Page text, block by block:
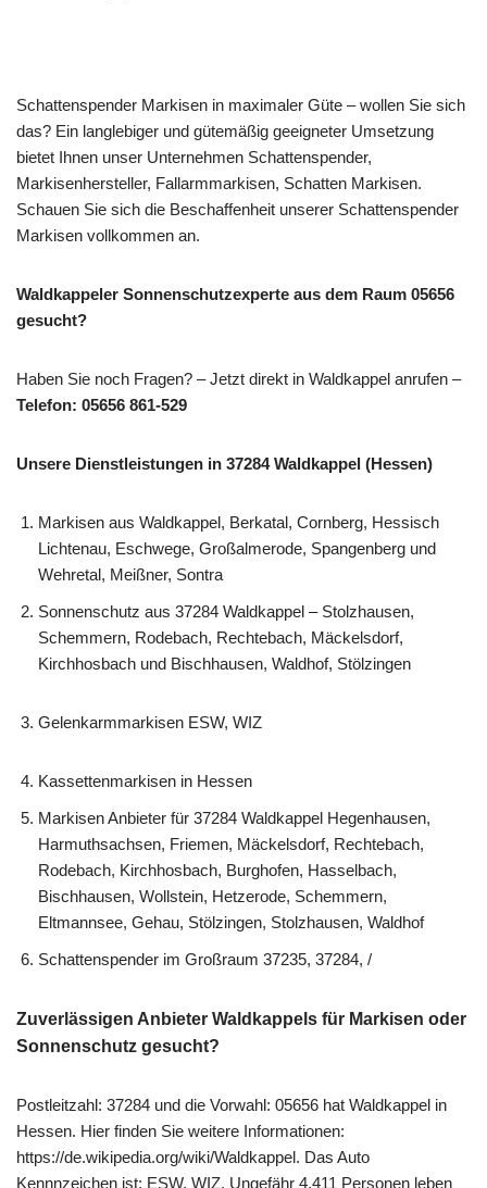
Schattenspender Markisen in maximaler Güte – wollen Sie sich
das? Ein langlebiger und gütemäßig geeigneter Umsetzung
bietet Ihnen unser Unternehmen Schattenspender,
Markisenhersteller, Fallarmmarkisen, Schatten Markisen.
Schauen Sie sich die Beschaffenheit unserer Schattenspender
Markisen vollkommen an.
Waldkappeler Sonnenschutzexperte aus dem Raum 05656
gesucht?
Haben Sie noch Fragen? – Jetzt direkt in Waldkappel anrufen –
Telefon: 05656 861-529
Unsere Dienstleistungen in 37284 Waldkappel (Hessen)
Markisen aus Waldkappel, Berkatal, Cornberg, Hessisch
Lichtenau, Eschwege, Großalmerode, Spangenberg und
Wehretal, Meißner, Sontra
Sonnenschutz aus 37284 Waldkappel – Stolzhausen,
Schemmern, Rodebach, Rechtebach, Mäckelsdorf,
Kirchhosbach und Bischhausen, Waldhof, Stölzingen
Gelenkarmmarkisen ESW, WIZ
Kassettenmarkisen in Hessen
Markisen Anbieter für 37284 Waldkappel Hegenhausen,
Harmuthsachsen, Friemen, Mäckelsdorf, Rechtebach,
Rodebach, Kirchhosbach, Burghofen, Hasselbach,
Bischhausen, Wollstein, Hetzerode, Schemmern,
Eltmannsee, Gehau, Stölzingen, Stolzhausen, Waldhof
Schattenspender im Großraum 37235, 37284, /
Zuverlässigen Anbieter Waldkappels für Markisen oder
Sonnenschutz gesucht?
Postleitzahl: 37284 und die Vorwahl: 05656 hat Waldkappel in
Hessen. Hier finden Sie weitere Informationen:
https://de.wikipedia.org/wiki/Waldkappel. Das Auto
Kennnzeichen ist: ESW, WIZ. Ungefähr 4.411 Personen leben